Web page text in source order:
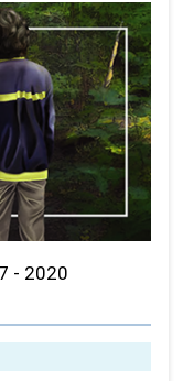
- 2020